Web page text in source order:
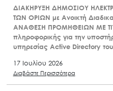
ΔΙΑΚΗΡΥΞΗ ΔΗΜΟΣΙΟΥ
ΤΩΝ ΟΡΙΩΝ με Ανοικτή
ΑΝΑΘΕΣΗ ΠΡΟΜΗΘΕΙΩΝ ΜΕ
πληροφορικής για την
υπηρεσίας Active Directory
17 Ιουλίου 2026
Διαβάστε Περισσότερα